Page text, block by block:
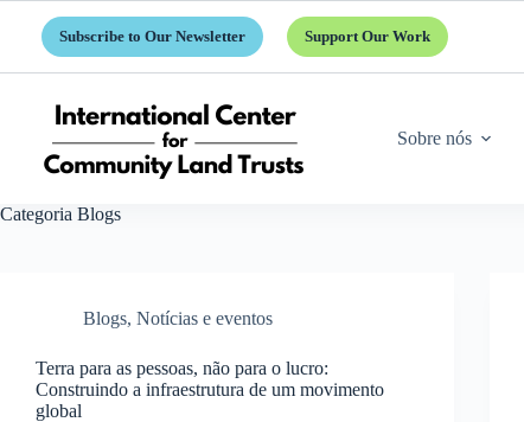
conteúdo
Subscribe to Our Newsletter Support Our Work
Sobre nós
Categoria Blogs
Blogs, Notícias e eventos
Terra para as pessoas, não para o lucro:
Construindo a infraestrutura de um movimento
global